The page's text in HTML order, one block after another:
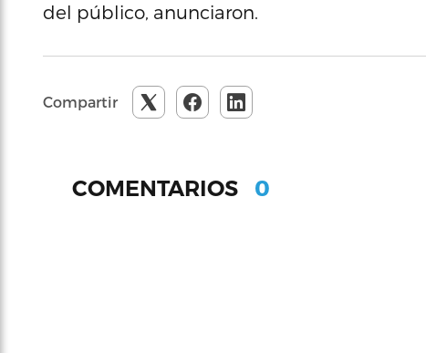
del público, anunciaron.
Compartir
COMENTARIOS 0